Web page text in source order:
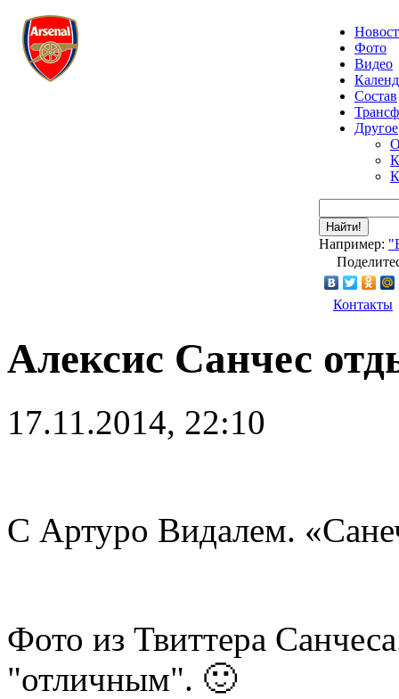
Фото
Видео
Состав
Другое
Найти!
Например:
Контакты
Алексис Санчес
17.11.2014, 22:10
С Артуро Видалем.
Фото из Твиттера
"отличным". 🙂